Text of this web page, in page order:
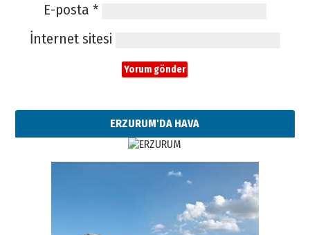
E-posta *
İnternet sitesi
ERZURUM'DA HAVA